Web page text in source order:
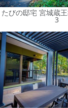
たびの邸宅 宮城蔵
3